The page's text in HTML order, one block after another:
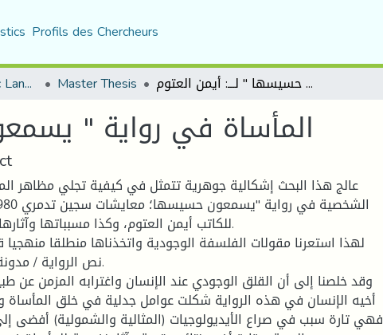
Profils des Chercheurs
Department of Arabic Language and Literature Master Thesis المأساة في رواية " يسمعون حسيسها " لـــ: أيمن العتوم
المأساة في رواية "
عالج هذا البحث إشكالية جوهرية تتمثل في كيفية تجلي مظاهر
للكاتب أيمن العتوم، وكذا مسبباتها
لهذا استعرنا مقولات الفلسفة الوجودية واتخذناها منطلقا منهجيا
نص الرواية /
وقد خلصنا إلى أن القلق الوجودي عند الإنسان واغترابه المزمن عن
أخيه الإنسان في هذه الرواية شكلت عوامل جدلية في خلق المأساة
فهي تارة سبب في صراع الأيديولوجيات (المثالية والشمولية) أفضى